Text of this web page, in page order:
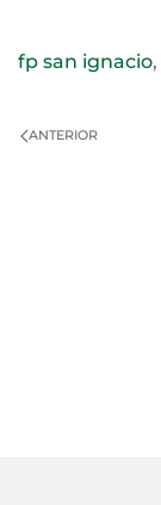
fp san ignacio,
ANTERIOR